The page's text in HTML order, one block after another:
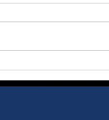
Maestro
el